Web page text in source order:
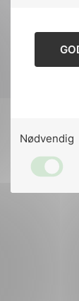
Nødvendig